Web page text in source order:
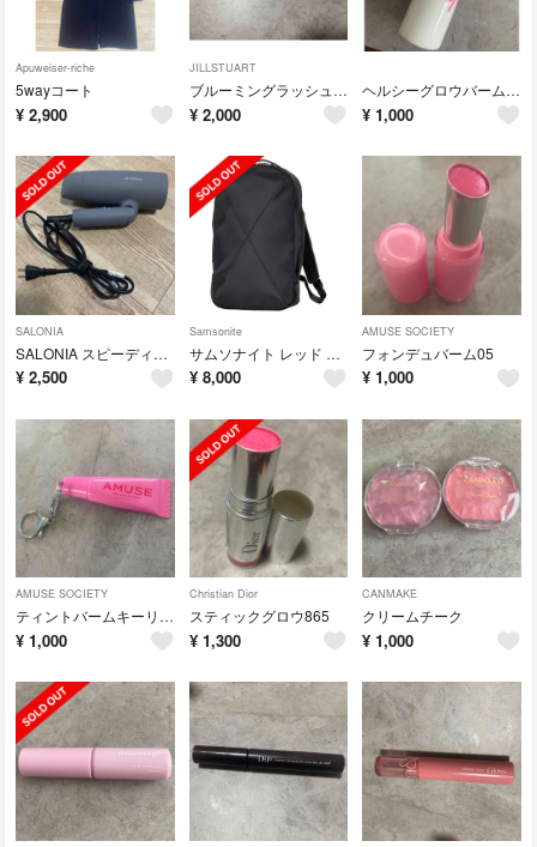
Apuweiser-riche
5wayコート
¥ 2,900
JILLSTUART
ブルーミングラッシュニュアンスカーラー19
¥ 2,000
ヘルシーグロウバームスティック18
¥ 1,000
SALONIA
SALONIA スピーディーイオンドライヤー グレー SL-013GR
¥ 2,500
Samsonite
サムソナイト レッド リュック
¥ 8,000
AMUSE SOCIETY
フォンデュバーム05
¥ 1,000
AMUSE SOCIETY
ティントバームキーリング02
¥ 1,000
Christian Dior
スティックグロウ865
¥ 1,300
CANMAKE
クリームチーク
¥ 1,000